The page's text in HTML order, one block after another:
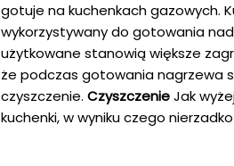
gotuje na kuchenkach gazowych.
wykorzystywany do gotowania
użytkowane stanowią większe
że podczas gotowania nagrzewa
czyszczenie. CzyszczenieJak
kuchenki, w wyniku czego